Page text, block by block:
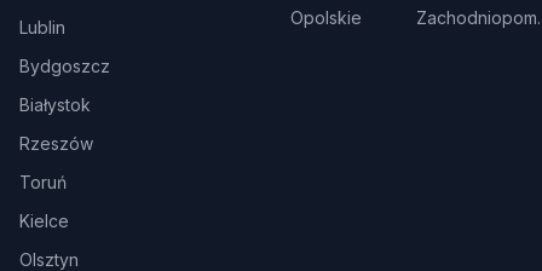
Lublin
Bydgoszcz
Białystok
Rzeszów
Toruń
Kielce
Olsztyn
Opolskie
Zachodniopom.